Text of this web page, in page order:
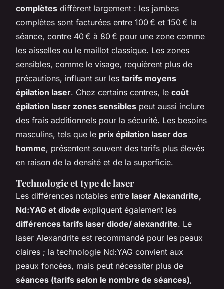
complètes diffèrent largement : les jambes
complètes sont facturées entre 100 € et 150 € la
séance, contre 40 € à 80 € pour une zone comme
les aisselles ou le maillot classique. Les zones
sensibles, comme le visage, requièrent plus de
précautions, influant sur les tarifs moyens
épilation laser. Chez certains centres, le coût
épilation laser zones sensibles peut aussi inclure
des frais additionnels pour la sécurité. Les besoins
masculins, tels que le prix épilation laser dos
homme, présentent souvent des tarifs plus élevés
en raison de la densité et de la superficie.
Technologie et type de laser
Les différences notables entre laser Alexandrite,
Nd:YAG et diode expliquent également les
différences tarifs laser diode/ alexandrite. Le
laser Alexandrite est recommandé pour les peaux
claires ; la technologie Nd:YAG convient aux
peaux foncées, mais peut nécessiter plus de
séances (tarifs selon le nombre de séances),